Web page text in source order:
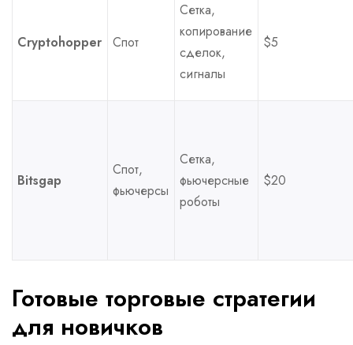
Cryptohopper Спот
Сетка,
копирование
сделок,
сигналы
$5
Bitsgap
Спот,
фьючерсы
Сетка,
фьючерсные
роботы
$20
Готовые торговые стратегии
для новичков